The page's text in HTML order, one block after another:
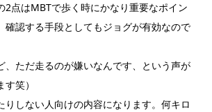
2点はMBTで歩く時にかなり重要なポイン
確認する手段としてもジョグが有効なので
、ただ走るのが嫌いなんです、という声が
笑）
りしない人向けの内容になります。何キロ